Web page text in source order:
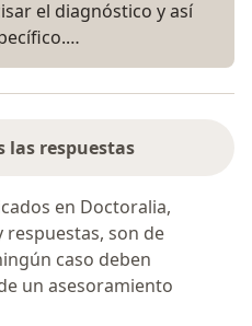
el diagnóstico y así
las respuestas
en Doctoralia,
son de
caso deben
un asesoramiento